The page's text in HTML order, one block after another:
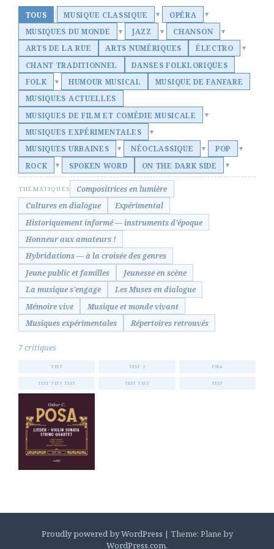
TOUS MUSIQUE CLASSIQUE ▾ OPÉRA ▾
MUSIQUES DU MONDE ▾ JAZZ ▾ CHANSON ▾
ARTS DE LA RUE ARTS NUMÉRIQUES ÉLECTRO ▾
CHANT TRADITIONNEL
DANSES FOLKLORIQUES
FOLK
▾ HUMOUR MUSICAL
MUSIQUE DE FANFARE
MUSIQUES ACTUELLES
MUSIQUES DE FILM ET COMÉDIE MUSICALE
▾
MUSIQUES EXPÉRIMENTALES ▾
MUSIQUES URBAINES ▾ NÉOCLASSIQUE ▾ POP ▾
ROCK ▾ SPOKEN WORD ON THE DARK SIDE ▾
THÉMATIQUES
Compositrices en lumière
Cultures en dialogue
Expérimental
Historiquement informé — instruments d'époque
Honneur aux amateurs !
Hybridations — à la croisée des genres
Jeune public et familles
Jeunesse en scène
La musique s'engage
Les Muses en dialogue
Mémoire vive
Musique et monde vivant
Musiques expérimentales
Répertoires retrouvés
7 critiques
TEST TEST 2 POSA
TEST TEST TEST TEST TEST TEST
Proudly powered by WordPress | Theme: Plane by
WordPress.com.